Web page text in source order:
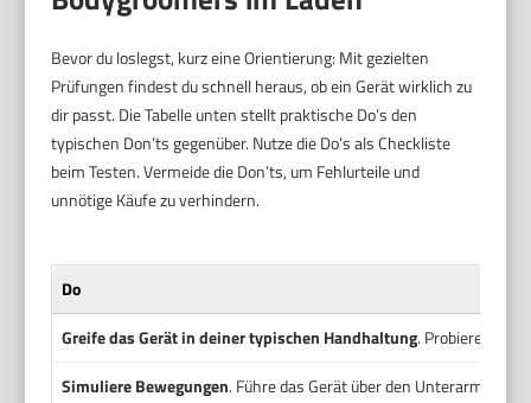
Bevor du loslegst, kurz eine Orientierung: Mit gezielten
Prüfungen findest du schnell heraus, ob ein Gerät wirklich zu
dir passt. Die Tabelle unten stellt praktische Do’s den
typischen Don’ts gegenüber. Nutze die Do’s als Checkliste
beim Testen. Vermeide die Don’ts, um Fehlurteile und
unnötige Käufe zu verhindern.
Do
Greife das Gerät in deiner typischen Handhaltung. Probiere ein-
Simuliere Bewegungen. Führe das Gerät über den Unterarm